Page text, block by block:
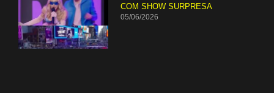
COM SHOW SURPRESA
05/06/2026